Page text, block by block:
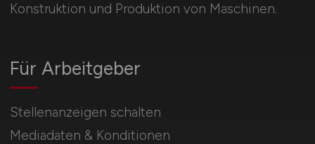
Konstruktion und Produktion von Maschinen.
Für Arbeitgeber
Stellenanzeigen schalten
Mediadaten & Konditionen